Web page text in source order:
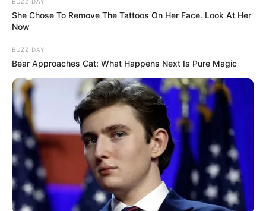
2026-ban 328 600 forintra, 2027-ben pedig 374
600 forintra emelkedik. Ez azt jelenti, hogy a
jelenlegi hivatalos program alapján 2027-re jóval
alacsonyabb összeg szerepel, mint amit Magyar
Péter a TISZA-kormány esetére ígért. A különbség
jelentős: míg a kormányzati program 374 600
forintos minimálbérrel számol 2027-ben, Magyar
Péter ígérete alapján a minimálbér 533 600 forint
lehetne. Ez több mint 150 ezer forintos eltérést
jelentene a két elképzelés között.
Kapcsolódó cikkünk
She Chose To Remove The Tattoos On Her Face. Look At Her
Now
BUZZ DAY
Bear Approaches Cat: What Happens Next Is Pure Magic